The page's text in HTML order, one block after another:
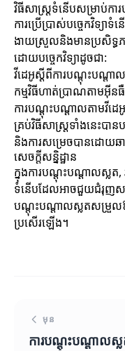
វិធីសាស្ត្រទំនើបសម្រាប់កា
ការប្រើប្រាស់បច្ចេកវិទ្យា
ងាយស្រួលនិងមានប្រសិទ្ធភ
ដោយបច្ចេកវិទ្យាដូចជា:
វីដេអូស្តីពីការបណ្តុះបណ្តាល
កម្មវិធីហាត់ប្រាណតាមអ៊ី
ការបណ្តុះបណ្តាលតាមវីដេ
គ្រប់វិធីសាស្ត្រទាំងនេះបា
និងការសម្រេចបានដោយ
សេចក្តីសន្និដ្ឋាន
ក្នុងការបណ្តុះបណ្តាលស្ល
ទំនើបដែលអាចជួយជំរុញស
បណ្តុះបណ្តាលស្លតសម្រួលឱ្
ប្រសើរឡើង។
មុន
ការបណ្តុះបណ្តាលស្ល